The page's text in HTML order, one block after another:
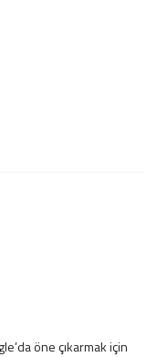
öne çıkarmak için